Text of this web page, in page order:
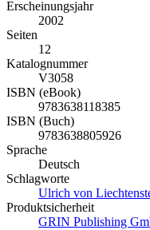
Erscheinungsjahr
2002
Seiten
12
Katalognummer
V3058
ISBN (eBook)
9783638118385
ISBN (Buch)
9783638805926
Sprache
Deutsch
Schlagworte
Ulrich von
Produktsicherheit
GRIN Publishing